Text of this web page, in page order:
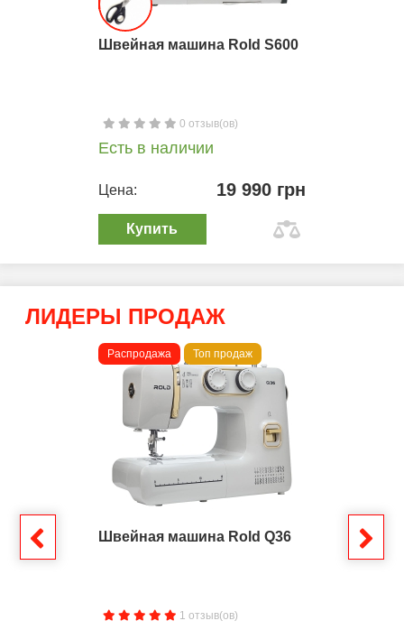
Швейная машина Rold S600
0 отзыв(ов)
Есть в наличии
Цена: 19 990 грн
Купить
ЛИДЕРЫ ПРОДАЖ
Распродажа Топ продаж
Швейная машина Rold Q36
1 отзыв(ов)